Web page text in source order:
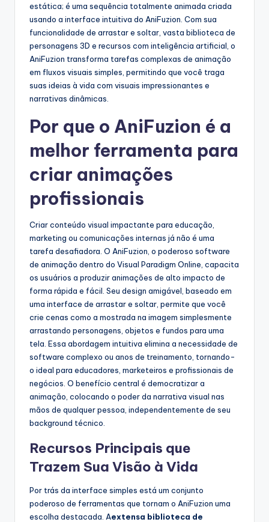
si
&
w
d
U
p
estática; é uma sequência totalmente animada criada
usando a interface intuitiva do AniFuzion. Com sua
funcionalidade de arrastar e soltar, vasta biblioteca de
personagens 3D e recursos com inteligência artificial, o
AniFuzion transforma tarefas complexas de animação
em fluxos visuais simples, permitindo que você traga
suas ideias à vida com visuais impressionantes e
narrativas dinâmicas.
Por que o AniFuzion é a
melhor ferramenta para
criar animações
profissionais
Criar conteúdo visual impactante para educação,
marketing ou comunicações internas já não é uma
tarefa desafiadora. O AniFuzion, o poderoso software
de animação dentro do Visual Paradigm Online, capacita
os usuários a produzir animações de alto impacto de
forma rápida e fácil. Seu design amigável, baseado em
uma interface de arrastar e soltar, permite que você
crie cenas como a mostrada na imagem simplesmente
arrastando personagens, objetos e fundos para uma
tela. Essa abordagem intuitiva elimina a necessidade de
software complexo ou anos de treinamento, tornando-
o ideal para educadores, marketeiros e profissionais de
negócios. O benefício central é democratizar a
animação, colocando o poder da narrativa visual nas
mãos de qualquer pessoa, independentemente de seu
background técnico.
Recursos Principais que
Trazem Sua Visão à Vida
Por trás da interface simples está um conjunto
poderoso de ferramentas que tornam o AniFuzion uma
escolha destacada. Aextensa biblioteca de